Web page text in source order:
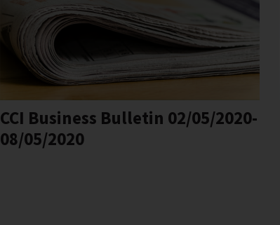
CCI Business Bulletin 02/05/2020-
08/05/2020